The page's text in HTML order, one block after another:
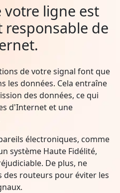
votre ligne est
de
de votre signal font que
les données. Cela entraîne
des données, ce qui
d'Internet et une
électroniques, comme
système Haute Fidélité,
De plus, ne
des routeurs pour éviter les